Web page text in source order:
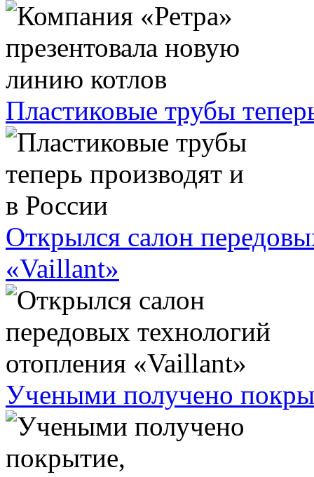
Пластиковые трубы
Открылся салон
«Vaillant»
Учеными получено